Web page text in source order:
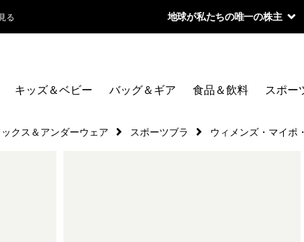
る 地球が私たちの唯一の株主
キッズ＆ベビー バッグ＆ギア 食品＆飲料 スポー
ックス＆アンダーウェア スポーツブラ ウィメンズ・マイポ